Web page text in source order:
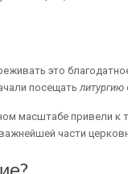
это
посещатьлитургию
масштабе привели к
части